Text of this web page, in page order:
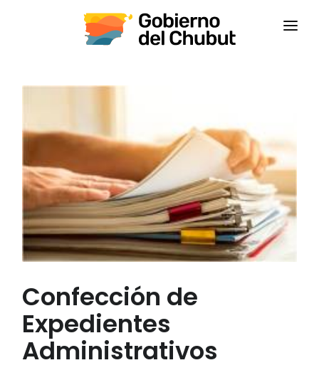
CAMPUS VIRTUAL
CEPS
Confección de
Expedientes
Administrativos